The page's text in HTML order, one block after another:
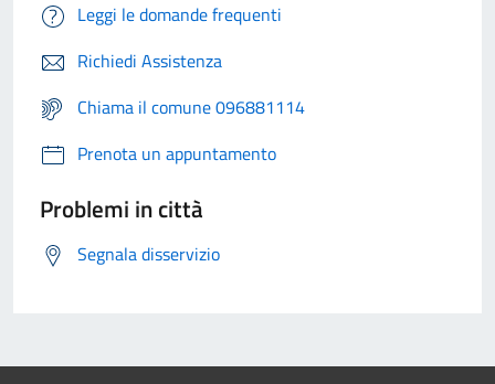
Leggi le domande frequenti
Richiedi Assistenza
Chiama il comune 096881114
Prenota un appuntamento
Problemi in città
Segnala disservizio